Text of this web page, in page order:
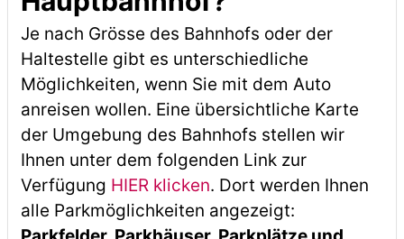
Je nach Grösse des Bahnhofs oder der
Haltestelle gibt es unterschiedliche
Möglichkeiten, wenn Sie mit dem Auto
anreisen wollen. Eine übersichtliche Karte
der Umgebung des Bahnhofs stellen wir
Ihnen unter dem folgenden Link zur
Verfügung HIER klicken. Dort werden Ihnen
alle Parkmöglichkeiten angezeigt: